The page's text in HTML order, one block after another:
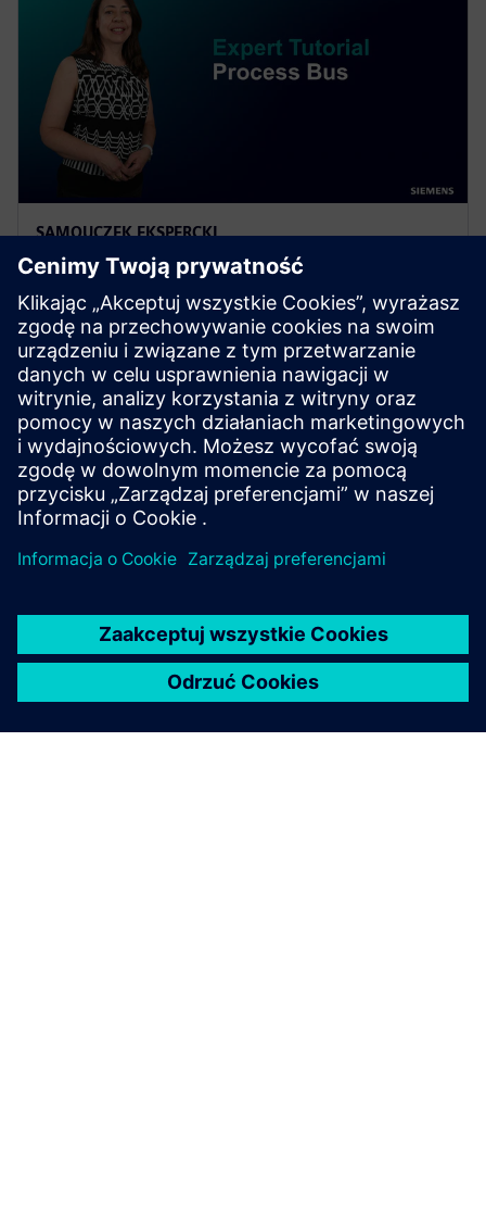
SAMOUCZEK EKSPERCKI
Podstawy magistrali procesowej
SIPROTEC
Dowiedz się więcej o architekturze sieci, głównych
cechach klienta magistrali procesowej i jednostki
scalającej oraz o tym, jak wybrać urządzenia w
konfiguratorze SIPROTEC 5.